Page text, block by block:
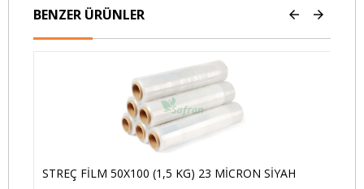
BENZER ÜRÜNLER
STREÇ FİLM 50X100 (1,5 KG) 23 MİCRON SİYAH